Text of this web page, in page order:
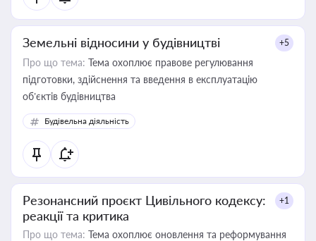
Земельні відносини у будівництві +5
Про що тема: Тема охоплює правове регулювання
підготовки, здійснення та введення в експлуатацію
об’єктів будівництва
Будівельна діяльність
Резонансний проєкт Цивільного кодексу:
реакції та критика
+1
Про що тема: Тема охоплює оновлення та реформування